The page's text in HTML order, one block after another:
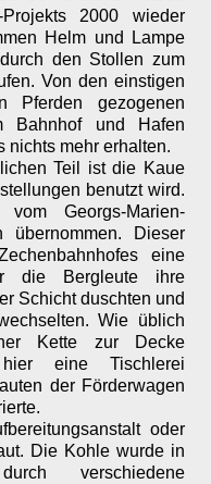
2000 wieder
Helm und Lampe
den Stollen zum
Von den einstigen
Pferden gezogenen
Bahnhof und Hafen
nichts mehr erhalten.
Teil ist die Kaue
benutzt wird.
Georgs-Marien-
übernommen. Dieser
eine
die Bergleute ihre
Schicht duschten und
Wie üblich
Kette zur Decke
eine Tischlerei
der Förderwagen
oder
Die Kohle wurde in
verschiedene